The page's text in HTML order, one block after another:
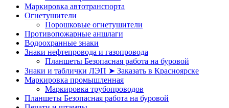
Маркировка автотранспорта
Огнетушители
Порошковые огнетушители
Противопожарные аншлаги
Водоохранные знаки
Знаки нефтепровода и газопровода
Планшеты Безопасная работа на буровой
Знаки и таблички ЛЭП ➤ Заказать в Красноярске
Маркировка промышленная
Маркировка трубопроводов
Планшеты Безопасная работа на буровой